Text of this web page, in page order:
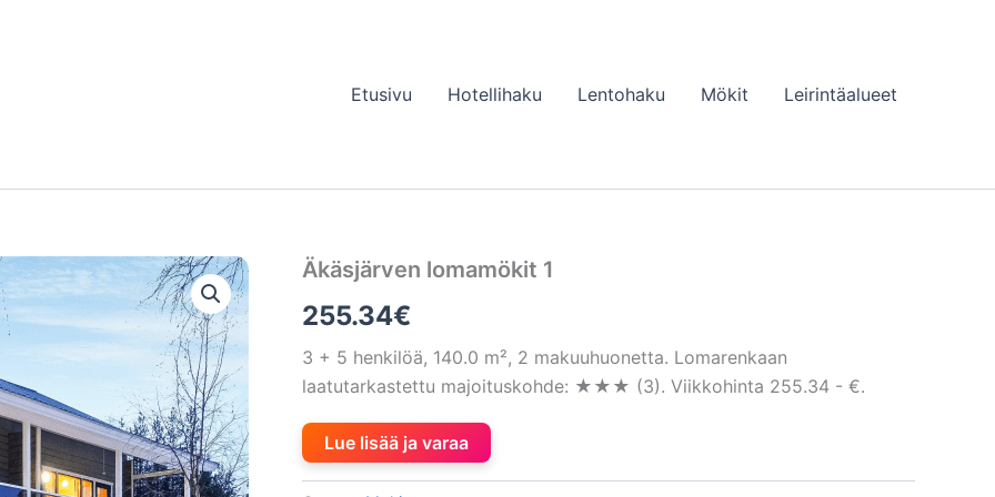
Etusivu Hotellihaku Lentohaku Mökit Leirintäalueet
Äkäsjärven lomamökit 1
255.34€
3 + 5 henkilöä, 140.0 m², 2 makuuhuonetta. Lomarenkaan
laatutarkastettu majoituskohde: ★★★ (3). Viikkohinta 255.34 - €.
Lue lisää ja varaa